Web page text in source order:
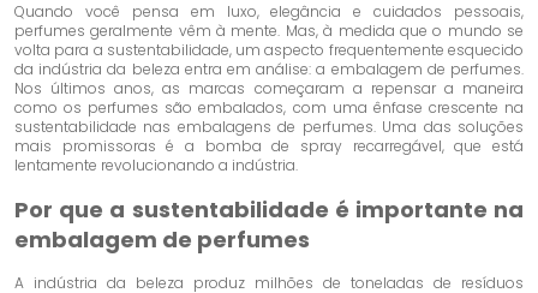
Quando você pensa em luxo, elegância e cuidados pessoais,
perfumes geralmente vêm à mente. Mas, à medida que o mundo se
volta para a sustentabilidade, um aspecto frequentemente esquecido
da indústria da beleza entra em análise: a embalagem de perfumes.
Nos últimos anos, as marcas começaram a repensar a maneira
como os perfumes são embalados, com uma ênfase crescente na
sustentabilidade nas embalagens de perfumes. Uma das soluções
mais promissoras é a bomba de spray recarregável, que está
lentamente revolucionando a indústria.
Por que a sustentabilidade é importante na
embalagem de perfumes
A indústria da beleza produz milhões de toneladas de resíduos